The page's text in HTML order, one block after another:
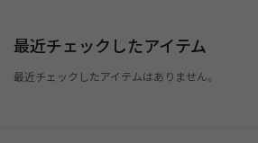
最近チェックしたアイテム
最近チェックしたアイテムはありません。